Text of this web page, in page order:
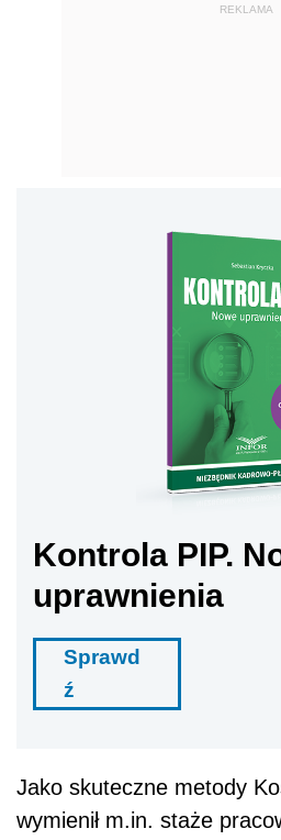
REKLAMA
Kontrola PIP.
uprawnienia
Sprawd
ź
Jako skuteczne metody
wymienił m.in. staże